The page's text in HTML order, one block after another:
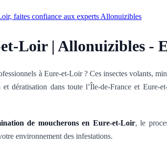
faites confiance aux experts Allonuizibles
Loir | Allonuizibles -
à Eure-et-Loir ? Ces insectes volants,
dératisation dans toute l’Île-de-France et
de moucherons en Eure-et-Loir, le
environnement des infestations.